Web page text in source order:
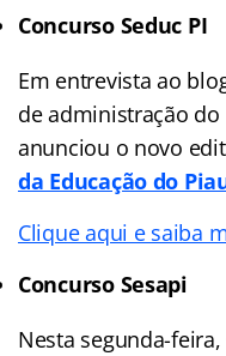
Concurso Seduc PI
Em entrevista ao
de administração
anunciou o novo
da Educação do
Clique aqui e saiba
Concurso Sesapi
Nesta segunda-